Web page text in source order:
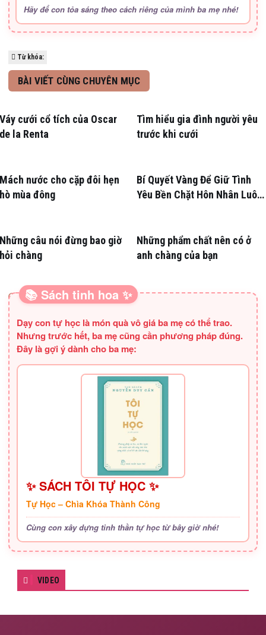
Hãy để con tỏa sáng theo cách riêng của mình ba mẹ nhé!
Từ khóa:
BÀI VIẾT CÙNG CHUYÊN MỤC
Váy cưới cổ tích của Oscar
de la Renta
Tìm hiểu gia đình người yêu
trước khi cưới
Mách nước cho cặp đôi hẹn
hò mùa đông
Bí Quyết Vàng Để Giữ Tình
Yêu Bền Chặt Hôn Nhân Luôn
Những câu nói đừng bao giờ
hỏi chàng
Những phẩm chất nên có ở
anh chàng của bạn
SÁCH HAY CHO BA MẸ
📚 Sách tinh hoa ✨
Dạy con tự học là món quà vô giá ba mẹ có thể trao.
Nhưng trước hết, ba mẹ cũng cần phương pháp đúng.
Đây là gợi ý dành cho ba mẹ:
✨ SÁCH TÔI TỰ HỌC ✨
Tự Học – Chìa Khóa Thành Công
Cùng con xây dựng tinh thần tự học từ bây giờ nhé!
VIDEO